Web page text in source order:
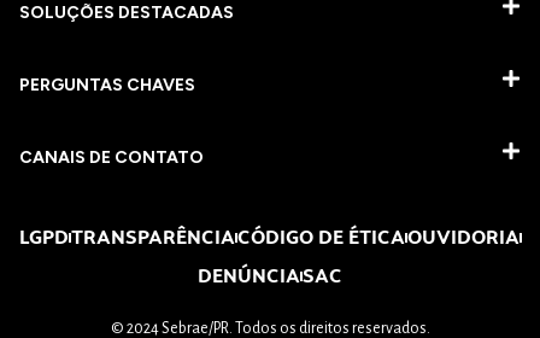
SOLUÇÕES DESTACADAS
PERGUNTAS CHAVES​
CANAIS DE CONTATO
LGPDTRANSPARÊNCIACÓDIGO DE ÉTICAOUVIDORIA
DENÚNCIASAC
© 2024 Sebrae/PR. Todos os direitos reservados.